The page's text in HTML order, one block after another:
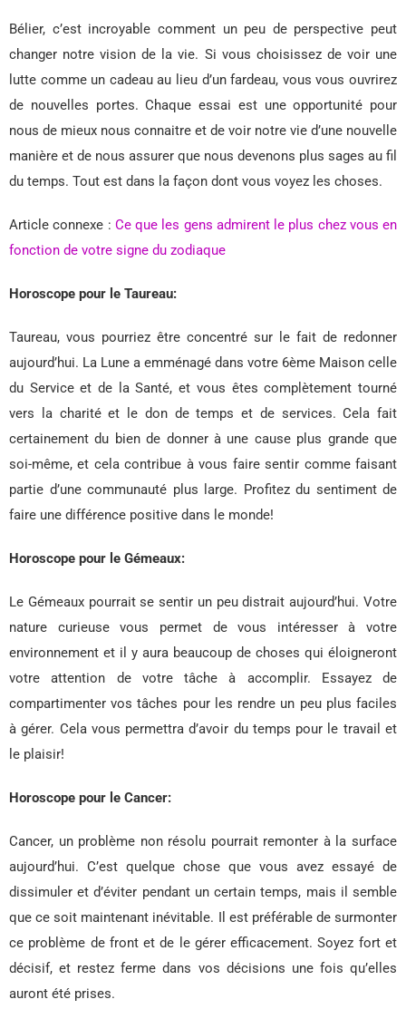
Bélier, c’est incroyable comment un peu de perspective peut
changer notre vision de la vie. Si vous choisissez de voir une
lutte comme un cadeau au lieu d’un fardeau, vous vous ouvrirez
de nouvelles portes. Chaque essai est une opportunité pour
nous de mieux nous connaitre et de voir notre vie d’une nouvelle
manière et de nous assurer que nous devenons plus sages au fil
du temps. Tout est dans la façon dont vous voyez les choses.
Article connexe : Ce que les gens admirent le plus chez vous en
fonction de votre signe du zodiaque
Horoscope pour le Taureau:
Taureau, vous pourriez être concentré sur le fait de redonner
aujourd’hui. La Lune a emménagé dans votre 6ème Maison celle
du Service et de la Santé, et vous êtes complètement tourné
vers la charité et le don de temps et de services. Cela fait
certainement du bien de donner à une cause plus grande que
soi-même, et cela contribue à vous faire sentir comme faisant
partie d’une communauté plus large. Profitez du sentiment de
faire une différence positive dans le monde!
Horoscope pour le Gémeaux:
Le Gémeaux pourrait se sentir un peu distrait aujourd’hui. Votre
nature curieuse vous permet de vous intéresser à votre
environnement et il y aura beaucoup de choses qui éloigneront
votre attention de votre tâche à accomplir. Essayez de
compartimenter vos tâches pour les rendre un peu plus faciles
à gérer. Cela vous permettra d’avoir du temps pour le travail et
le plaisir!
Horoscope pour le Cancer:
Cancer, un problème non résolu pourrait remonter à la surface
aujourd’hui. C’est quelque chose que vous avez essayé de
dissimuler et d’éviter pendant un certain temps, mais il semble
que ce soit maintenant inévitable. Il est préférable de surmonter
ce problème de front et de le gérer efficacement. Soyez fort et
décisif, et restez ferme dans vos décisions une fois qu’elles
auront été prises.